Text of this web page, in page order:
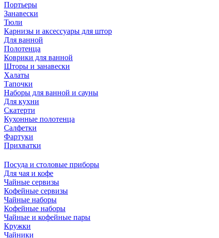
Портьеры
Занавески
Тюли
Карнизы и аксессуары для штор
Для ванной
Полотенца
Коврики для ванной
Шторы и занавески
Халаты
Тапочки
Наборы для ванной и сауны
Для кухни
Скатерти
Кухонные полотенца
Салфетки
Фартуки
Прихватки
Посуда и столовые приборы
Для чая и кофе
Чайные сервизы
Кофейные сервизы
Чайные наборы
Кофейные наборы
Чайные и кофейные пары
Кружки
Чайники